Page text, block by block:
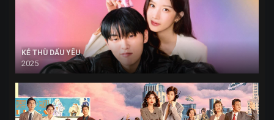
KẺ THÙ DẤU YÊU
2025